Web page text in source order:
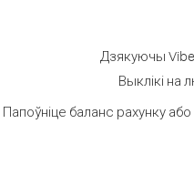
Дзякуючы
Выклікі на
Папоўніце баланс рахунку